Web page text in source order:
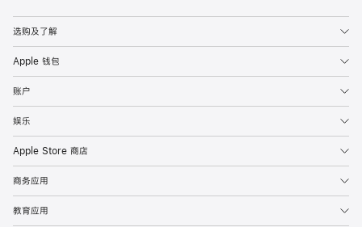
选购及了解
Apple 钱包
账户
娱乐
Apple Store 商店
商务应用
教育应用